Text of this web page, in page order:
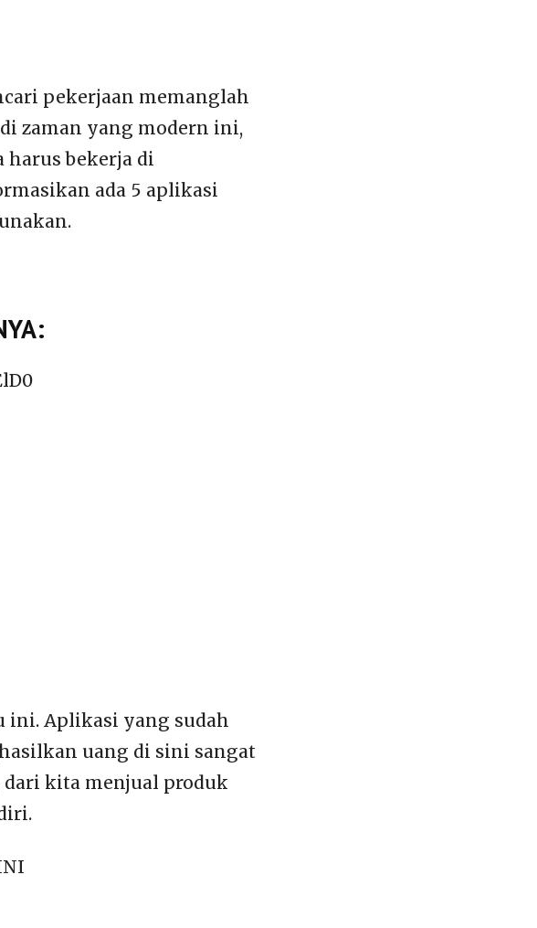
pekerjaan memanglah
zaman yang modern ini,
bekerja di
ada 5 aplikasi
ini. Aplikasi yang sudah
uang di sini sangat
dari kita menjual produk